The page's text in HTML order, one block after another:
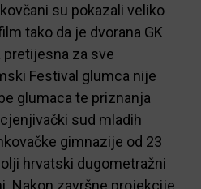
su pokazali veliko
tako da je dvorana GK
pretijesna za sve
Festival glumca nije
glumaca te priznanja
sud mladih
gimnazije od 23
hrvatski dugometražni
Nakon završne projekcije